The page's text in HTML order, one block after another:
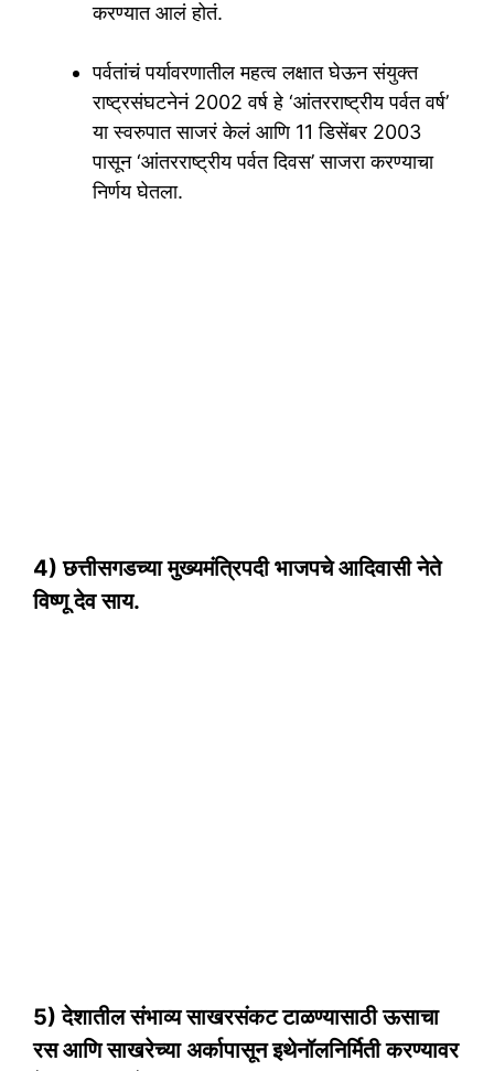
करण्यात आलं होतं.
पर्वतांचं पर्यावरणातील महत्व लक्षात घेऊन संयुक्त
राष्ट्रसंघटनेनं 2002 वर्ष हे ‘आंतरराष्ट्रीय पर्वत वर्ष’
या स्वरुपात साजरं केलं आणि 11 डिसेंबर 2003
पासून ‘आंतरराष्ट्रीय पर्वत दिवस’ साजरा करण्याचा
निर्णय घेतला.
4) छत्तीसगडच्या मुख्यमंत्रिपदी भाजपचे आदिवासी नेते
विष्णू देव साय.
5) देशातील संभाव्य साखरसंकट टाळण्यासाठी ऊसाचा
रस आणि साखरेच्या अर्कापासून इथेनॉलनिर्मिती करण्यावर